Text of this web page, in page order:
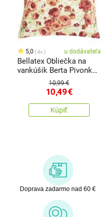
5,0 4x u dodávateľa
Bellatex Obliečka na
vankúšik Berta Pivonka
ružová, zelená, 45 x 45
10,99 €
10,49€
Kúpiť
Doprava zadarmo nad 60 €